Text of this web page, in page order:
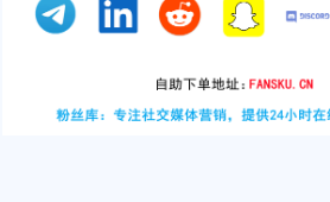
tiktok
youtube
instagram